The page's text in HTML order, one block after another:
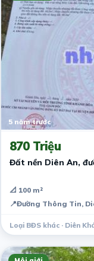
5 năm trước
870 Triệu
Đất nền Diên An,
📐 100 m²
📍Đường Thông Tin,
Loại BĐS khác · Diên